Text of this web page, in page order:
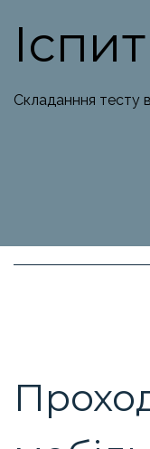
Іспит
Складанння тесту